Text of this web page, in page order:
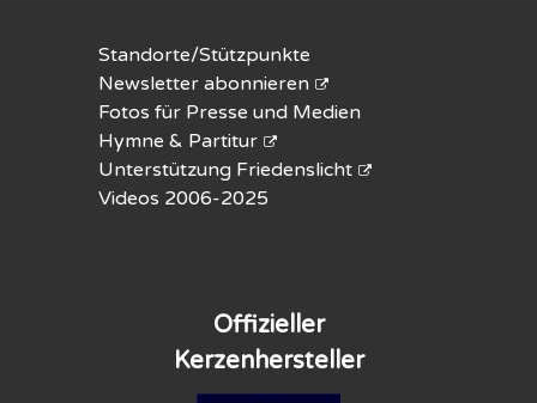
Standorte/Stützpunkte
Newsletter abonnieren
Fotos für Presse und Medien
Hymne & Partitur
Unterstützung Friedenslicht
Videos 2006-2025
Offizieller
Kerzenhersteller